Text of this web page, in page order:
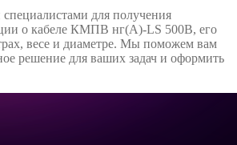
для получения
о кабеле КМПВ нг(А)-LS 500В, его
весе и диаметре. Мы поможем вам
решение для ваших задач и оформить